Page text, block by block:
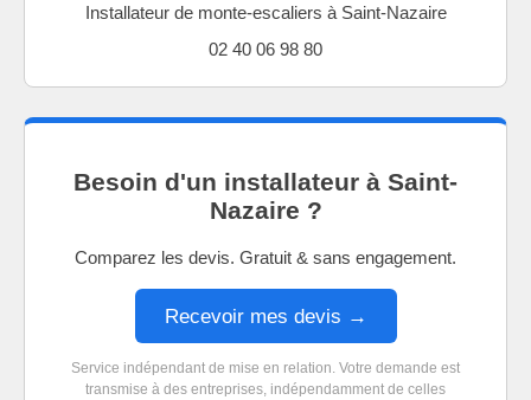
Installateur de monte-escaliers à Saint-Nazaire
02 40 06 98 80
Besoin d'un installateur à Saint-
Nazaire ?
Comparez les devis. Gratuit & sans engagement.
Recevoir mes devis →
Service indépendant de mise en relation. Votre demande est
transmise à des entreprises, indépendamment de celles